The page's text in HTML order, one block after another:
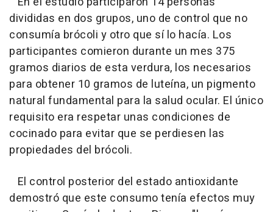
divididas en dos grupos, uno de control que no
consumía brócoli y otro que sí lo hacía. Los
participantes comieron durante un mes 375
gramos diarios de esta verdura, los necesarios
para obtener 10 gramos de luteína, un pigmento
natural fundamental para la salud ocular. El único
requisito era respetar unas condiciones de
cocinado para evitar que se perdiesen las
propiedades del brócoli.
El control posterior del estado antioxidante
demostró que este consumo tenía efectos muy